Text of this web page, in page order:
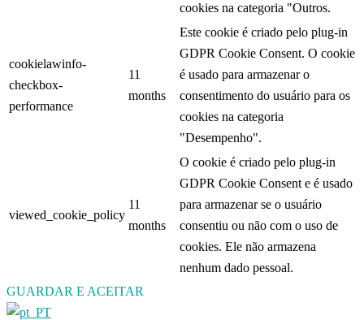
cookies na categoria "Outros.
cookielawinfo-
checkbox-
performance
11
months
Este cookie é criado pelo plug-in
GDPR Cookie Consent. O cookie
é usado para armazenar o
consentimento do usuário para os
cookies na categoria
"Desempenho".
viewed_cookie_policy
11
months
O cookie é criado pelo plug-in
GDPR Cookie Consent e é usado
para armazenar se o usuário
consentiu ou não com o uso de
cookies. Ele não armazena
nenhum dado pessoal.
GUARDAR E ACEITAR